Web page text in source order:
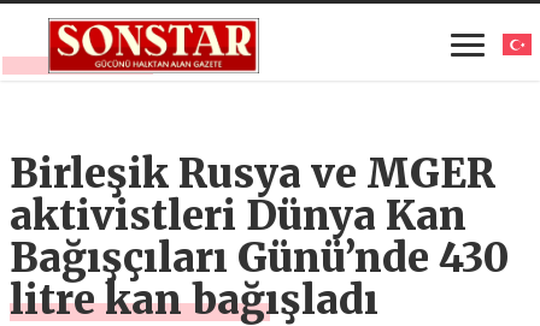
Birleşik Rusya ve MGER
aktivistleri Dünya Kan
Bağışçıları Günü’nde 430
litre kan bağışladı